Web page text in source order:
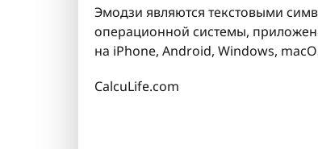
Эмодзи являются текстовыми
операционной системы,
на iPhone, Android, Windows,
CalcuLife.com